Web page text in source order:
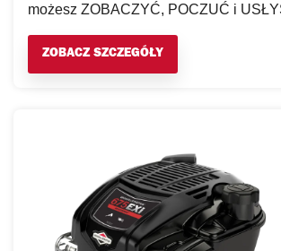
możesz ZOBACZYĆ, POCZUĆ i
ZOBACZ SZCZEGÓŁY